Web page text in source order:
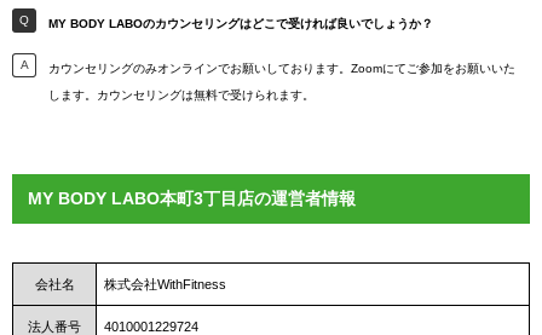
MY BODY LABOのカウンセリングはどこで受ければ良いでしょうか？
カウンセリングのみオンラインでお願いしております。Zoomにてご参加をお願いいた
します。カウンセリングは無料で受けられます。
MY BODY LABO本町3丁目店の運営者情報
会社名 株式会社WithFitness
法人番号 4010001229724